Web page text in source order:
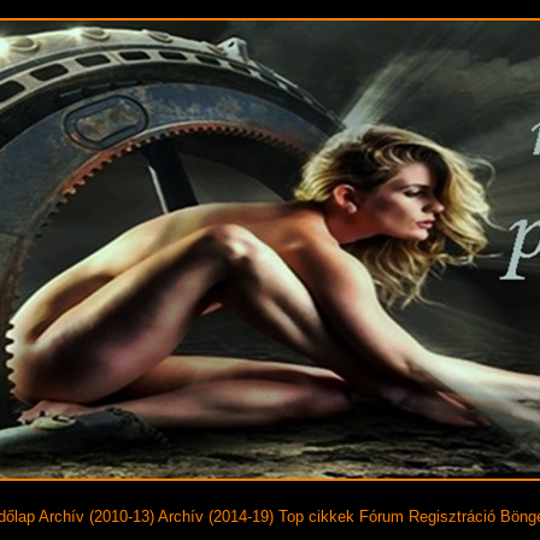
Archív (2010-13) Archív (2014-19) Top cikkek Fórum Regisztráció